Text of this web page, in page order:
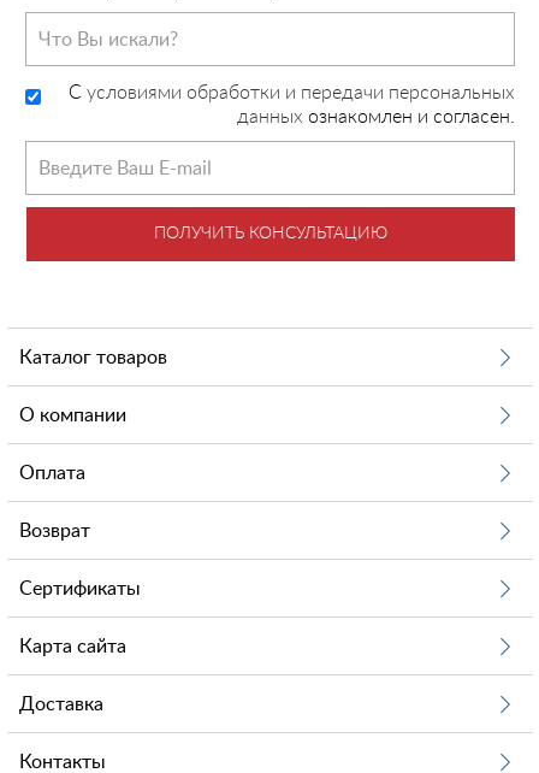
C условиями обработки и передачи персональных
данных ознакомлен и согласен.
ПОЛУЧИТЬ КОНСУЛЬТАЦИЮ
Каталог товаров
О компании
Оплата
Возврат
Сертификаты
Карта сайта
Доставка
Контакты